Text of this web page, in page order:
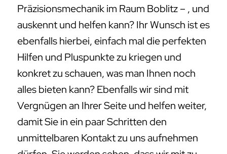
Präzisionsmechanik im Raum Boblitz – , und
auskennt und helfen kann? Ihr Wunsch ist es
ebenfalls hierbei, einfach mal die perfekten
Hilfen und Pluspunkte zu kriegen und
konkret zu schauen, was man Ihnen noch
alles bieten kann? Ebenfalls wir sind mit
Vergnügen an Ihrer Seite und helfen weiter,
damit Sie in ein paar Schritten den
unmittelbaren Kontakt zu uns aufnehmen